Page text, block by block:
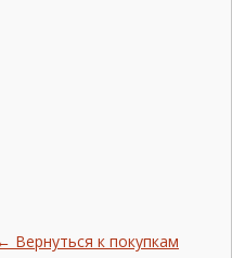
← Вернуться к покупкам